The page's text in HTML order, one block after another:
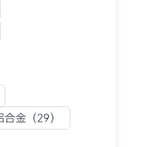
合金（29）